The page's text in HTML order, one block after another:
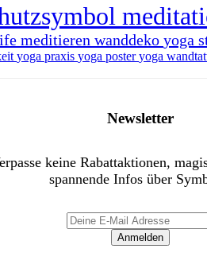
meditieren wanddeko yoga
yoga praxis yoga posteryoga
Newsletter
keine Rabattaktionen,
spannende Infos über
Anmelden